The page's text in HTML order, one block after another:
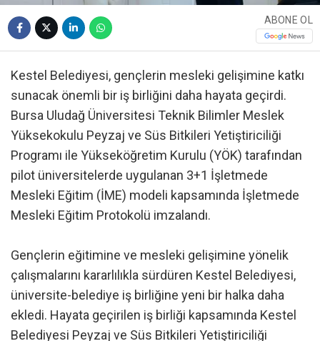
ABONE OL
Kestel Belediyesi, gençlerin mesleki gelişimine katkı
sunacak önemli bir iş birliğini daha hayata geçirdi.
Bursa Uludağ Üniversitesi Teknik Bilimler Meslek
Yüksekokulu Peyzaj ve Süs Bitkileri Yetiştiriciliği
Programı ile Yükseköğretim Kurulu (YÖK) tarafından
pilot üniversitelerde uygulanan 3+1 İşletmede
Mesleki Eğitim (İME) modeli kapsamında İşletmede
Mesleki Eğitim Protokolü imzalandı.
Gençlerin eğitimine ve mesleki gelişimine yönelik
çalışmalarını kararlılıkla sürdüren Kestel Belediyesi,
üniversite-belediye iş birliğine yeni bir halka daha
ekledi. Hayata geçirilen iş birliği kapsamında Kestel
Belediyesi Peyzaj ve Süs Bitkileri Yetiştiriciliği